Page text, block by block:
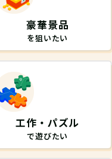
豪華景品
を狙いたい
工作・パズル
で遊びたい